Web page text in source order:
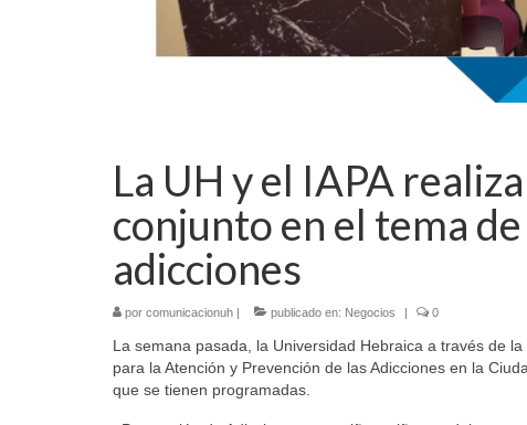
La UH y el IAPA
conjunto en el tema
adicciones
por comunicacionuh | publicado en: Negocios | 0
La semana pasada, la Universidad Hebraica a través de
para la Atención y Prevención de las Adicciones en la
que se tienen programadas.